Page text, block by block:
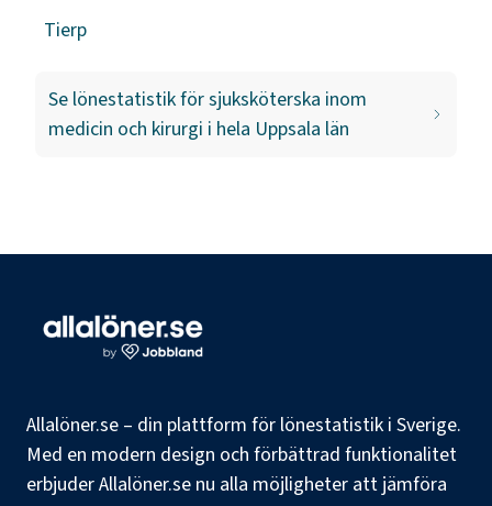
Tierp
Se lönestatistik försjuksköterska inom
medicin och kirurgi i hela Uppsala län
Allalöner.se – din plattform för lönestatistik i Sverige.
Med en modern design och förbättrad funktionalitet
erbjuder Allalöner.se nu alla möjligheter att jämföra